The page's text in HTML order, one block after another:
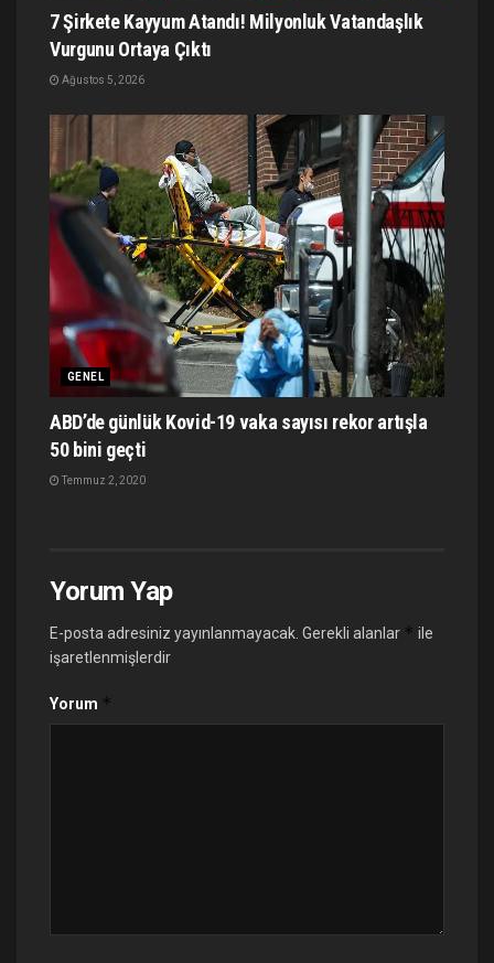
7 Şirkete Kayyum Atandı! Milyonluk Vatandaşlık
Vurgunu Ortaya Çıktı
Ağustos 5, 2026
GENEL
ABD’de günlük Kovid-19 vaka sayısı rekor artışla
50 bini geçti
Temmuz 2, 2020
Yorum Yap
E-posta adresiniz yayınlanmayacak. Gerekli alanlar * ile
işaretlenmişlerdir
Yorum *